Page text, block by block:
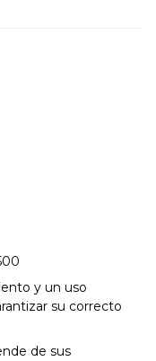
y un uso
su correcto
de sus